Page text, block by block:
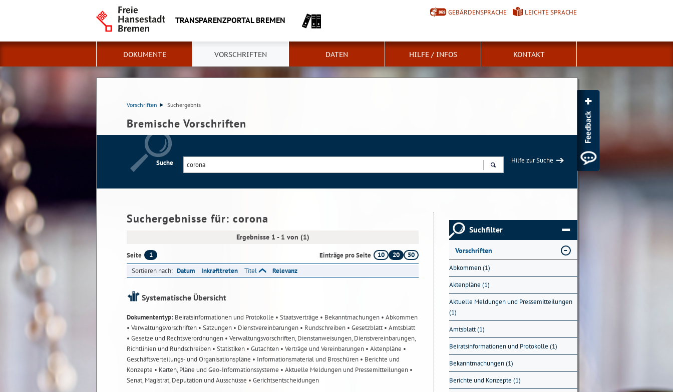
TRANSPARENZPORTAL BREMEN
GEBÄRDENSPRACHE LEICHTE SPRACHE
DOKUMENTE VORSCHRIFTEN DATEN HILFE / INFOS KONTAKT
Vorschriften Suchergebnis
Bremische Vorschriften
Suche
Hilfe zur Suche
Suchergebnisse für: corona
Ergebnisse 1 - 1 von (1)
Seite 1 Einträge pro Seite 10 20
50
Sortieren nach: Datum Inkrafttreten Titel Relevanz
Systematische Übersicht
Dokumententyp: Beiratsinformationen und Protokolle • Staatsverträge • Bekanntmachungen • Abkommen
• Verwaltungsvorschriften • Satzungen • Dienstvereinbarungen • Rundschreiben • Gesetzblatt• Amtsblatt
• Gesetze und Rechtsverordnungen • Verwaltungsvorschriften, Dienstanweisungen, Dienstvereinbarungen,
Richtlinien und Rundschreiben • Statistiken • Gutachten • Verträge und Vereinbarungen • Aktenpläne •
Geschäftsverteilungs- und Organisationspläne • Informationsmaterial und Broschüren • Berichte und
Konzepte • Karten, Pläne und Geo-Informationssysteme • Aktuelle Meldungen und Pressemitteilungen •
Senat, Magistrat, Deputation und Ausschüsse • Gerichtsentscheidungen
Suchfilter
Vorschriften
Abkommen (1)
Aktenpläne (1)
Aktuelle Meldungen und Pressemitteilungen
(1)
Amtsblatt (1)
Beiratsinformationen und Protokolle (1)
Bekanntmachungen (1)
Berichte und Konzepte (1)